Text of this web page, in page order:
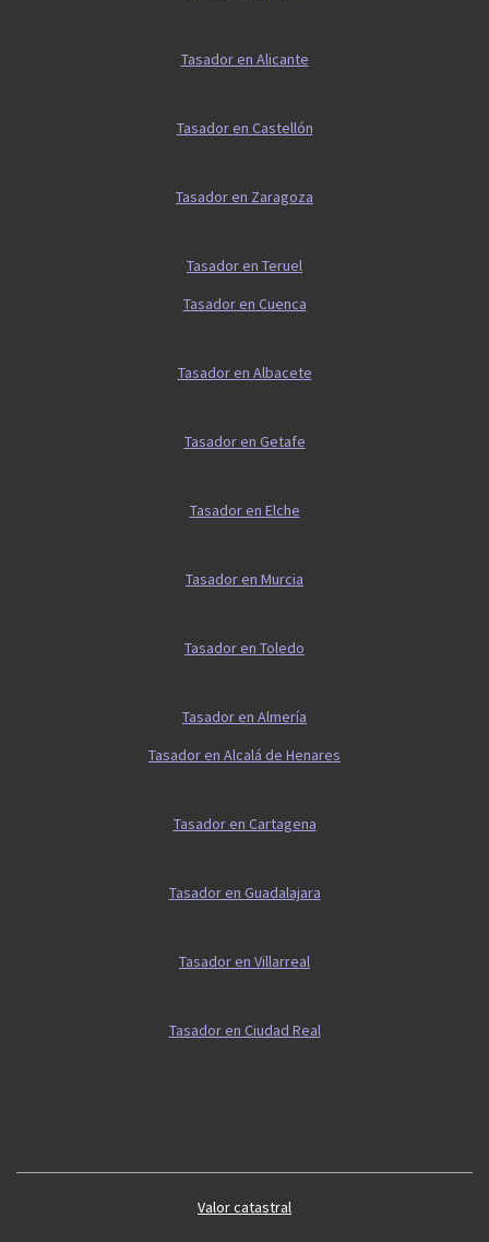
Tasador en Alicante
Tasador en Castellón
Tasador en Zaragoza
Tasador en Teruel
Tasador en Cuenca
Tasador en Albacete
Tasador en Getafe
Tasador en Elche
Tasador en Murcia
Tasador en Toledo
Tasador en Almería
Tasador en Alcalá de Henares
Tasador en Cartagena
Tasador en Guadalajara
Tasador en Villarreal
Tasador en Ciudad Real
Valor catastral